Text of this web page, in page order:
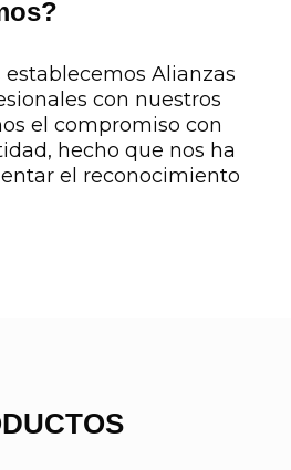
Alianzas
con nuestros
el compromiso con
hecho que nos ha
el reconocimiento